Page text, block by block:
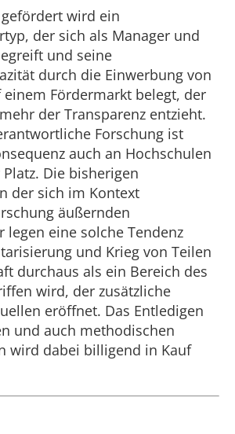
wird ein
der sich als Manager und
und seine
durch die Einwerbung von
Fördermarkt belegt, der
der Transparenz entzieht.
Forschung ist
auch an Hochschulen
Die bisherigen
der sich im Kontext
äußernden
legen eine solche Tendenz
und Krieg von Teilen
durchaus als ein Bereich des
wird, der zusätzliche
eröffnet. Das Entledigen
und auch methodischen
wird dabei billigend in Kauf